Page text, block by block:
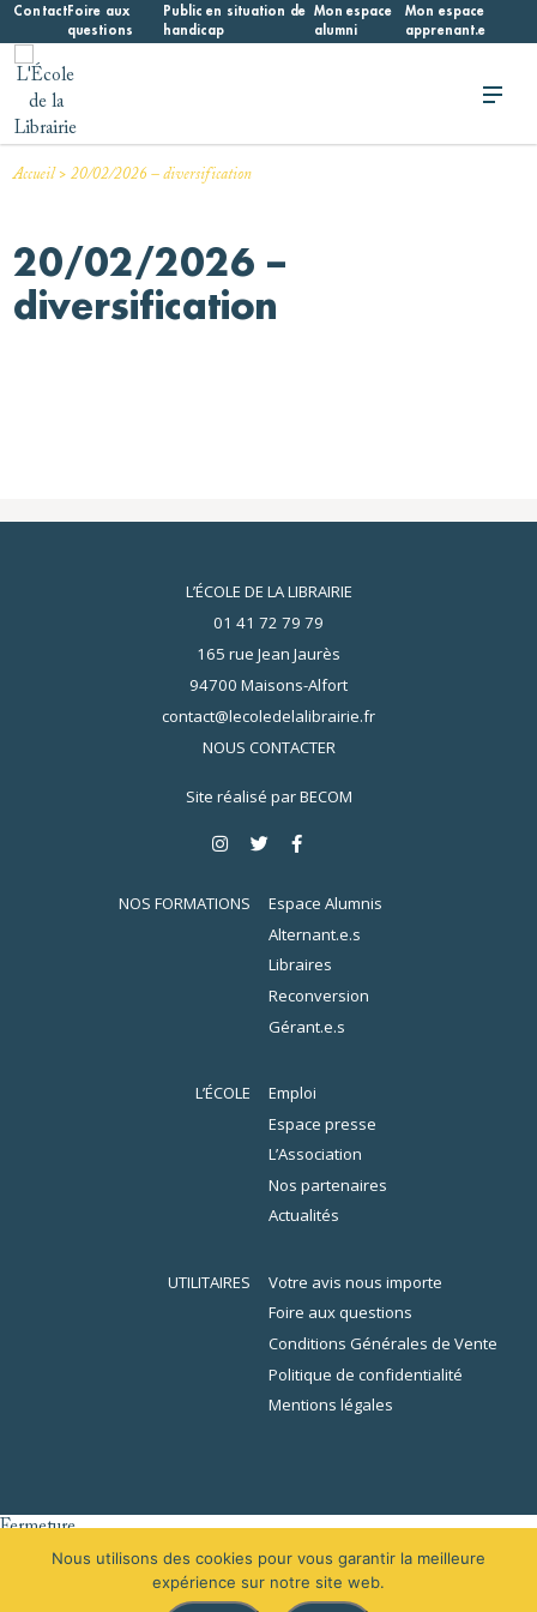
Skip
content
ContactFoire aux
questions
Public en situation de
handicap
Mon espace
alumni
Mon espace
apprenant.e
Accueil>20/02/2026 – diversification
20/02/2026 –
diversification
L’ÉCOLE DE LA LIBRAIRIE
01 41 72 79 79
165 rue Jean Jaurès
94700 Maisons-Alfort
contact@lecoledelalibrairie.fr
NOUS CONTACTER
Site réalisé parBECOM
NOS FORMATIONS
Espace Alumnis
Alternant.e.s
Libraires
Reconversion
Gérant.e.s
L’ÉCOLE
Emploi
Espace presse
L’Association
Nos partenaires
Actualités
UTILITAIRES
Votre avis nous importe
Foire aux questions
Conditions Générales de Vente
Politique de confidentialité
Mentions légales
Fermeture
L’École de la Librairie sera fermée du 1 au 16 août 2026 inclus. En
raison des congés, votre demande de devis sera traitée à partir du 31
Nous utilisons des cookies pour vous garantir la meilleure
expérience sur notre site web.